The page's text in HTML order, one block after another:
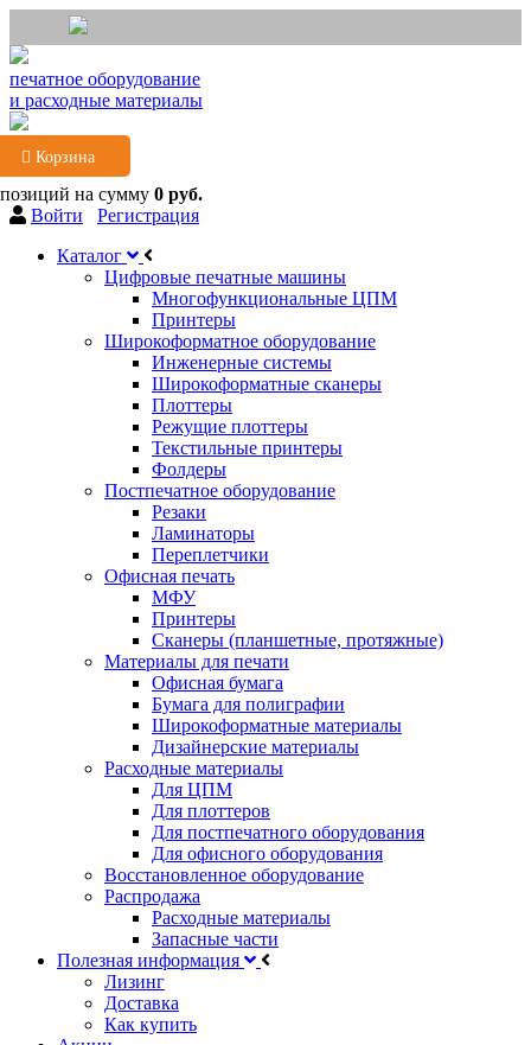
печатное оборудование
и расходные материалы
Корзина
на сумму 0 руб.
Войти
Регистрация
Каталог
Цифровые печатные машины
Многофункциональные ЦПМ
Принтеры
Широкоформатное оборудование
Инженерные системы
Широкоформатные сканеры
Плоттеры
Режущие плоттеры
Текстильные принтеры
Фолдеры
Постпечатное оборудование
Резаки
Ламинаторы
Переплетчики
Офисная печать
МФУ
Принтеры
Сканеры (планшетные, протяжные)
Материалы для печати
Офисная бумага
Бумага для полиграфии
Широкоформатные материалы
Дизайнерские материалы
Расходные материалы
Для ЦПМ
Для плоттеров
Для постпечатного оборудования
Для офисного оборудования
Восстановленное оборудование
Распродажа
Расходные материалы
Запасные части
Полезная информация
Лизинг
Доставка
Как купить